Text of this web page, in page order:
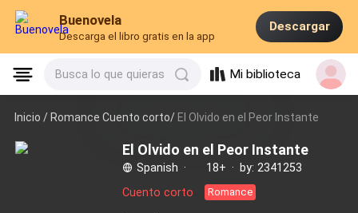
Buenovela
Descarga el libro gratis en la app
Descargar
Busca lo que quieras Mi biblioteca
Inicio /Romance Cuento corto/ El Olvido en el Peor Instante
El Olvido en el Peor Instante
Spanish · 18+ ·
by: 2341253
Cuento corto
Romance